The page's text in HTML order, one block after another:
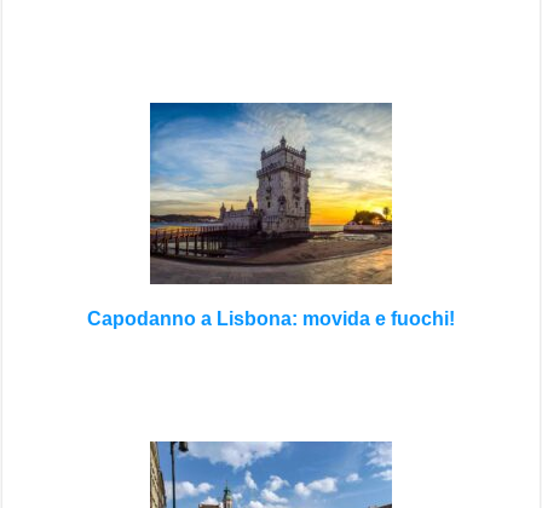
Capodanno a Lisbona: movida e fuochi!